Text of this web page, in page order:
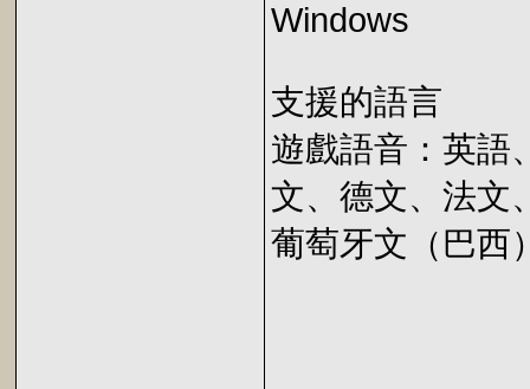
Windows
支援的語言
遊戲語音：英語
文、德文、法文
葡萄牙文（巴西